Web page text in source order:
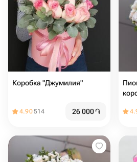
Коробка "Джумилия"
4.90514 26 000֏